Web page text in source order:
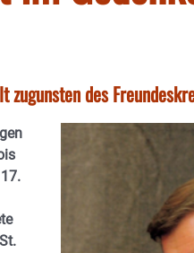
zugunsten des